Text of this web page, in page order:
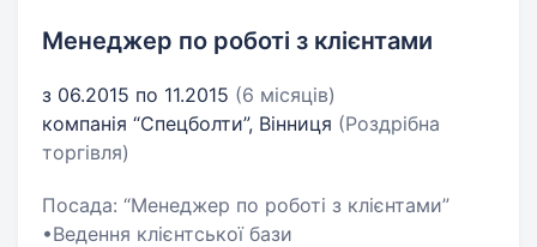
Менеджер по роботі з клієнтами
з 06.2015 по 11.2015 (6 місяців)
компанія “Спецболти”, Вінниця (Роздрібна
торгівля)
Посада: “Менеджер по роботі з клієнтами”
•Ведення клієнтської бази